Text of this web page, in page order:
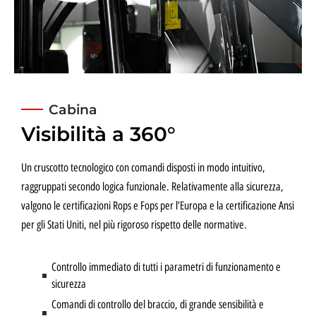
Cabina
Visibilità a 360°
Un cruscotto tecnologico con comandi disposti in modo intuitivo,
raggruppati secondo logica funzionale. Relativamente alla sicurezza,
valgono le certificazioni Rops e Fops per l’Europa e la certificazione Ansi
per gli Stati Uniti, nel più rigoroso rispetto delle normative.
Controllo immediato di tutti i parametri di funzionamento e
sicurezza
Comandi di controllo del braccio, di grande sensibilità e